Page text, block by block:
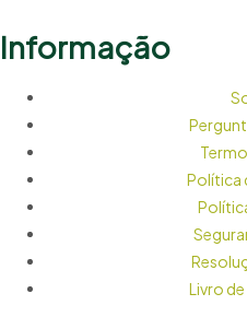
Informação
Política
Livro